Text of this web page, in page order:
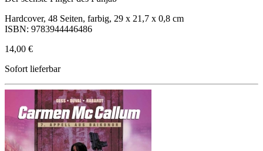
Hardcover, 48 Seiten, farbig, 29 x 21,7 x 0,8 cm
ISBN: 9783944446486
14,00 €
Sofort lieferbar